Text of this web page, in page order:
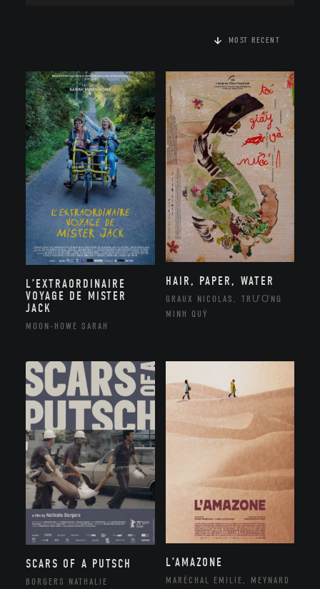
MOST RECENT
L’EXTRAORDINAIRE
VOYAGE DE MISTER
JACK
MOON-HOWE SARAH
HAIR, PAPER, WATER
GRAUX NICOLAS, TRƯƠNG
MINH QUÝ
SCARS OF A PUTSCH
BORGERS NATHALIE
L’AMAZONE
MARÉCHAL EMILIE, MEYNARD